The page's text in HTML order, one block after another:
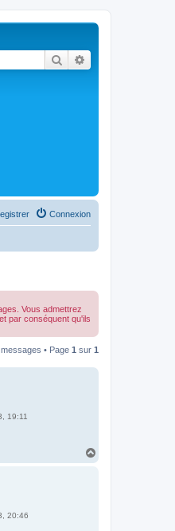
Rechercher
Connexion
Vous admettrez
par conséquent qu'ils
messages • Page 1 sur 1
19:11
20:46